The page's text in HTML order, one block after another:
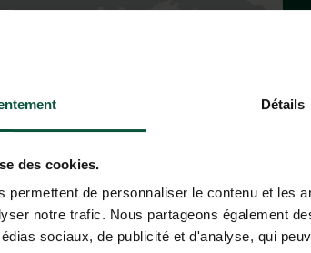
Détails
des cookies.
permettent de personnaliser le contenu et les
notre trafic. Nous partageons également
sociaux, de publicité et d'analyse, qui
GET TO THE
car